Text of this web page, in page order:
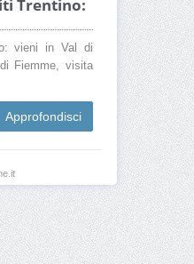
Trentino:
vieni in Val di
Fiemme, visita
Approfondisci